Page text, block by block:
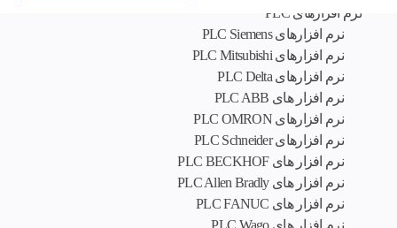
نرم افزارهای PLC
نرم افزارهای PLC Siemens
نرم افزارهای PLC Mitsubishi
نرم‌ افزارهای PLC Delta
نرم افزار های PLC ABB
نرم افزارهای PLC OMRON
نرم افزارهای PLC Schneider
نرم افزار های PLC BECKHOF
نرم افزار های PLC Allen Bradly
نرم افزار های PLC FANUC
نرم افزار های PLC Wago